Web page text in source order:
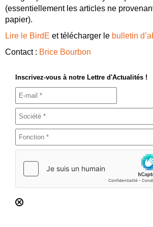
(essentiellement les articles ne
papier).
Lire le BirdE et télécharger le bulletin
Contact : Brice Bourbon
Inscrivez-vous à notre Lettre d'Actualités !